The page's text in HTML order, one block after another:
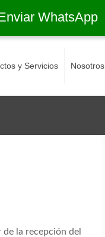
WhatsApp
y Servicios Nosotros
la recepción del